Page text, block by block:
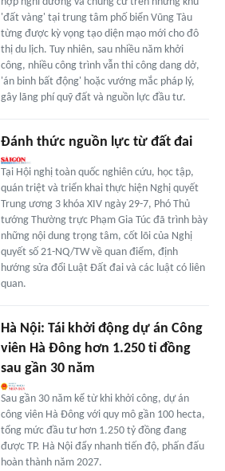
'đất vàng' tại trung tâm phố biển Vũng Tàu
từng được kỳ vọng tạo diện mạo mới cho đô
thị du lịch. Tuy nhiên, sau nhiều năm khởi
công, nhiều công trình vẫn thi công dang dở,
'án binh bất động' hoặc vướng mắc pháp lý,
gây lãng phí quỹ đất và nguồn lực đầu tư.
Đánh thức nguồn lực từ đất đai
Tại Hội nghị toàn quốc nghiên cứu, học tập,
quán triệt và triển khai thực hiện Nghị quyết
Trung ương 3 khóa XIV ngày 29-7, Phó Thủ
tướng Thường trực Phạm Gia Túc đã trình bày
những nội dung trọng tâm, cốt lõi của Nghị
quyết số 21-NQ/TW về quan điểm, định
hướng sửa đổi Luật Đất đai và các luật có liên
quan.
Hà Nội: Tái khởi động dự án Công
viên Hà Đông hơn 1.250 tỉ đồng
sau gần 30 năm
Sau gần 30 năm kể từ khi khởi công, dự án
công viên Hà Đông với quy mô gần 100 hecta,
tổng mức đầu tư hơn 1.250 tỷ đồng đang
được TP. Hà Nội đẩy nhanh tiến độ, phấn đấu
hoàn thành năm 2027.